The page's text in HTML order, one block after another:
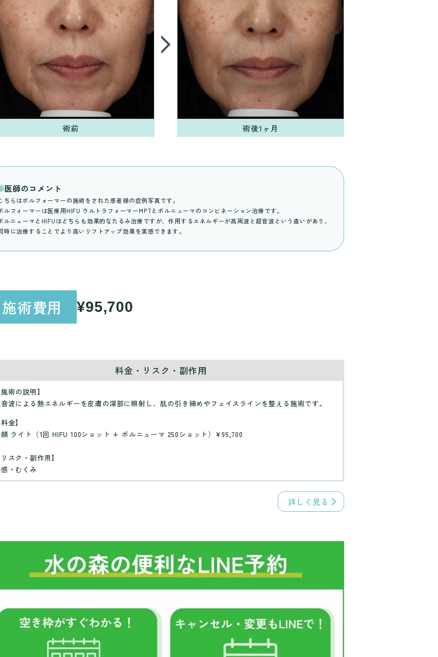
術前 術後1ヶ月
医師のコメント
ちらはボルフォーマーの施術をされた患者様の症例写真です。
ルフォーマーは医療用HIFU ウルトラフォーマーMPTとボルニューマのコンビネーション治療です。
ルニューマとHIFUはどちらも効果的なたるみ治療ですが、作用するエネルギーが高周波と超音波という違いがあり、
時に治療することでより高いリフトアップ効果を実感できます。
施術費用 ¥95,700
料金・リスク・副作用
術の説明】
波による熱エネルギーを皮膚の深部に照射し、肌の引き締めやフェイスラインを整える施術です。
金】
ライト（1回 HIFU 100ショット + ボルニューマ 250ショット）¥95,700
スク・副作用】
・むくみ
詳しく見る